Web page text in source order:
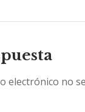
electrónico no